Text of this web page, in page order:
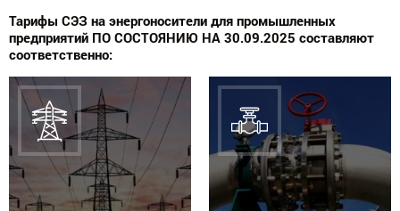
Тарифы СЭЗ на энергоносители для промышленных
предприятий ПО СОСТОЯНИЮ НА 30.09.2025 составляют
соответственно: